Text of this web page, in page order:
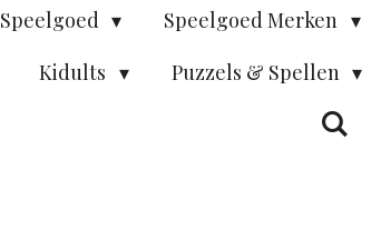
Speelgoed Speelgoed Merken
Kidults Puzzels & Spellen